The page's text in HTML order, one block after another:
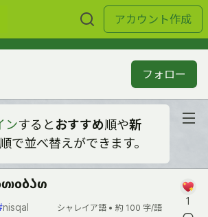
アカウント作成
フォロー
ンするとおすすめ順や新
順で並べ替えができます。
nisqal シャレイア語 • 約 100 字/語
1